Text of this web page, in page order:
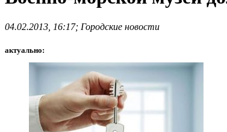
04.02.2013, 16:17; Городские новости
актуально: